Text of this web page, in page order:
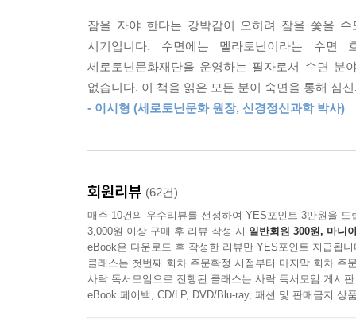
아무리 열심히 일하고 공부해도 밑 빠진 독에 물
수면 밸런스 비법, 자고 일어나도 개운하지 않은 순
아침이 개운하지 않다면 바로 그 순간을 바로 잡
뒷부분에는 삶을 살아가는 동안 꼭 필요한 수면
개념과 생각으로 변화의 의지를 갖고 실천한다
인식하고 자기에게 맞는 수면 밸런스를 유지해야
잠을 자야 한다는 강박감이 오히려 잠을 쫓을
시기입니다. 수면에는 멜라토닌이라는 수면
세로토닌문화재단을 운영하는 필자로서 수면
없습니다. 이 책을 읽은 모든 분이 숙면을 통해 심
- 이시형 (세로토닌문화 원장, 신경정신과학 박사)
회원리뷰 (62건)
매주 10건의 우수리뷰를 선정하여 YES포인트 3만원을 드
3,000원 이상 구매 후 리뷰 작성 시 일반회원 300원, 마니
eBook은 다운로드 후 작성한 리뷰만 YES포인트 지급됩니
클래스는 첫번째 회차 주문확정 시점부터 마지막 회차 주
사락 독서모임으로 진행된 클래스는 사락 독서모임 게시
eBook 페이백, CD/LP, DVD/Blu-ray, 패션 및 판매금지 상